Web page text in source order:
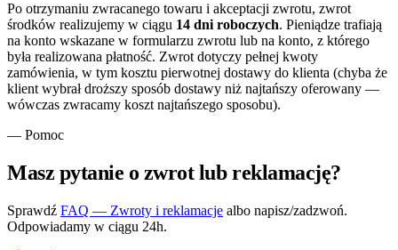
Po otrzymaniu zwracanego towaru i akceptacji zwrotu, zwrot
środków realizujemy w ciągu 14 dni roboczych. Pieniądze trafiają
na konto wskazane w formularzu zwrotu lub na konto, z którego
była realizowana płatność. Zwrot dotyczy pełnej kwoty
zamówienia, w tym kosztu pierwotnej dostawy do klienta (chyba że
klient wybrał droższy sposób dostawy niż najtańszy oferowany —
wówczas zwracamy koszt najtańszego sposobu).
— Pomoc
Masz pytanie o zwrot lub reklamację?
Sprawdź FAQ — Zwroty i reklamacje albo napisz/zadzwoń.
Odpowiadamy w ciągu 24h.